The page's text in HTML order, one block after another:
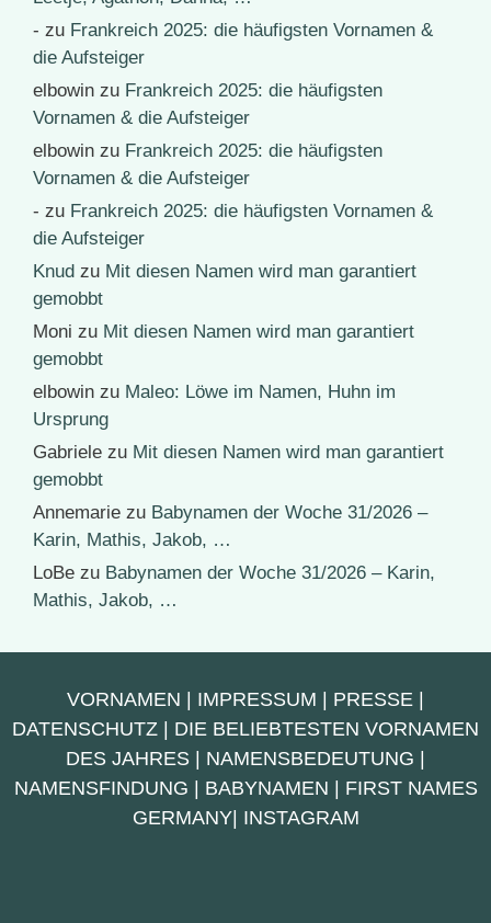
- zu Frankreich 2025: die häufigsten Vornamen &
die Aufsteiger
elbowin zu Frankreich 2025: die häufigsten
Vornamen & die Aufsteiger
elbowin zu Frankreich 2025: die häufigsten
Vornamen & die Aufsteiger
- zu Frankreich 2025: die häufigsten Vornamen &
die Aufsteiger
Knud zu Mit diesen Namen wird man garantiert
gemobbt
Moni zu Mit diesen Namen wird man garantiert
gemobbt
elbowin zu Maleo: Löwe im Namen, Huhn im
Ursprung
Gabriele zu Mit diesen Namen wird man garantiert
gemobbt
Annemarie zu Babynamen der Woche 31/2026 –
Karin, Mathis, Jakob, …
LoBe zu Babynamen der Woche 31/2026 – Karin,
Mathis, Jakob, …
VORNAMEN IMPRESSUM PRESSE
DATENSCHUTZ
DIE BELIEBTESTEN VORNAMEN
DES JAHRES
NAMENSBEDEUTUNG
NAMENSFINDUNG
BABYNAMEN
FIRST NAMES
GERMANY| INSTAGRAM